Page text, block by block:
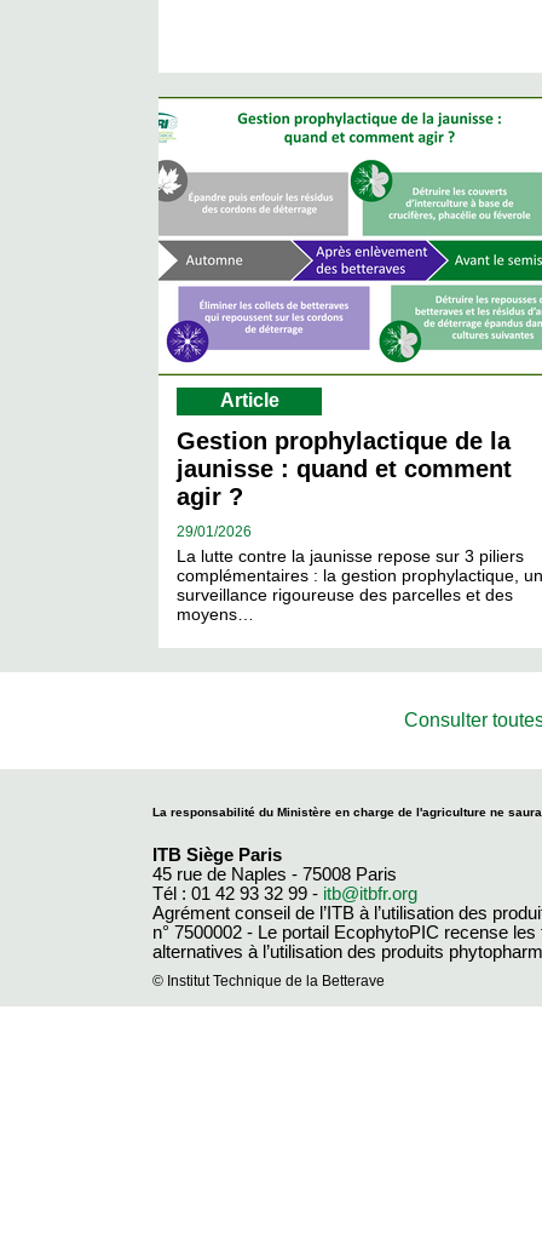
Article
Gestion prophylactique de la
jaunisse : quand et comment
agir ?
29/01/2026
La lutte contre la jaunisse repose sur 3 piliers
complémentaires : la gestion prophylactique,
surveillance rigoureuse des parcelles et des
moyens…
Consulter
La responsabilité du Ministère en charge de l'agriculture ne
ITB Siège Paris
45 rue de Naples - 75008 Paris
Tél : 01 42 93 32 99 - itb@itbfr.org
Agrément conseil de l’ITB à l’utilisation des
n° 7500002 - Le portail EcophytoPIC recense les
alternatives à l’utilisation des produits
© Institut Technique de la Betterave